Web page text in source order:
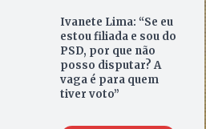
Ivanete Lima: “Se eu
estou filiada e sou do
PSD, por que não
posso disputar? A
vaga é para quem
tiver voto”